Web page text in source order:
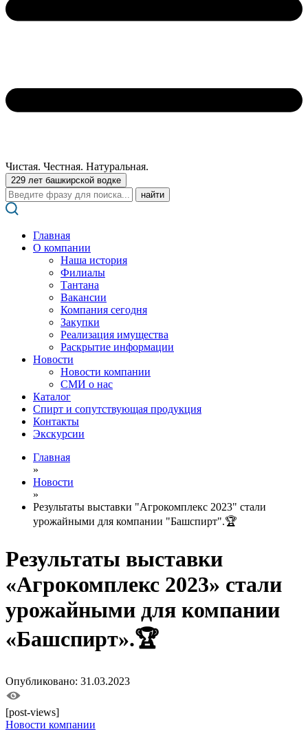
Чистая. Честная. Натуральная.
229 лет башкирской водке
Поиск:
Главная
О компании
Наша история
Филиалы
Тантана
Вакансии
Компания сегодня
Закупки
Реализация имущества
Раскрытие информации
Новости
Новости компании
СМИ о нас
Каталог
Спирт и сопутствующая продукция
Контакты
Экскурсии
Главная
»
Новости
»
Результаты выставки "Агрокомплекс 2023" стали
урожайными для компании "Башспирт".🏆
Результаты выставки
«Агрокомплекс 2023» стали
урожайными для компании
«Башспирт».🏆
Опубликовано: 31.03.2023
[post-views]
Новости компании